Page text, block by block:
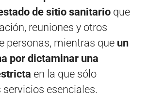
de sitio sanitario que
reuniones y otros
personas, mientras que un
por dictaminar una
en la que sólo
esenciales.